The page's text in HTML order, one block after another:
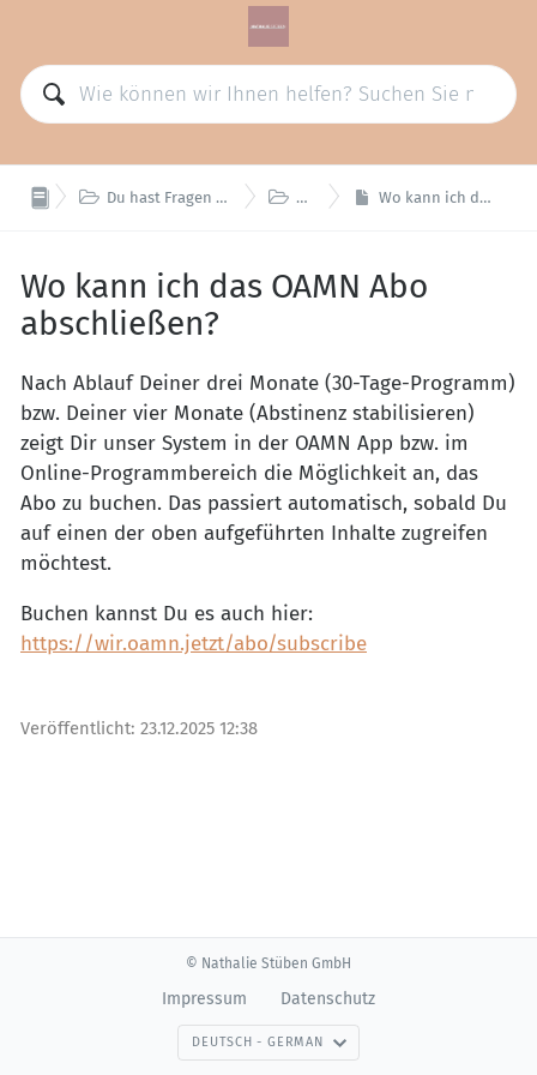
 Du hast Fragen zur App und zum OAMN Abo  OAMN Abo Wo kann ich das OAMN Abo abschließen?
Wo kann ich das OAMN Abo
abschließen?
Nach Ablauf Deiner drei Monate (30-Tage-Programm)
bzw. Deiner vier Monate (Abstinenz stabilisieren)
zeigt Dir unser System in der OAMN App bzw. im
Online-Programmbereich die Möglichkeit an, das
Abo zu buchen. Das passiert automatisch, sobald Du
auf einen der oben aufgeführten Inhalte zugreifen
möchtest.
Buchen kannst Du es auch hier:
https://wir.oamn.jetzt/abo/subscribe
Veröffentlicht: 23.12.2025 12:38
© Nathalie Stüben GmbH
Impressum Datenschutz
DEUTSCH - GERMAN